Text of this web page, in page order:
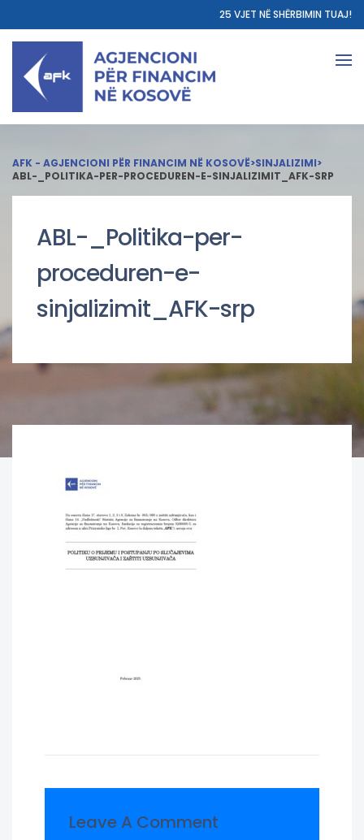
25 VJET NË SHËRBIMIN TUAJ!
AFK - AGJENCIONI PËR FINANCIM NË KOSOVË>SINJALIZIMI>
ABL-_POLITIKA-PER-PROCEDUREN-E-SINJALIZIMIT_AFK-SRP
ABL-_Politika-per-
proceduren-e-
sinjalizimit_AFK-srp
Leave A Comment